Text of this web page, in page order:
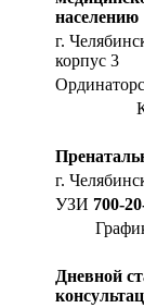
населению
г.
корпус 3
г.
УЗИ 700-
Дневной